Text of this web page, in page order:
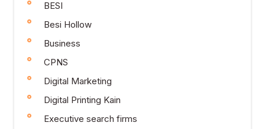
BESI
Besi Hollow
Business
CPNS
Digital Marketing
Digital Printing Kain
Executive search firms